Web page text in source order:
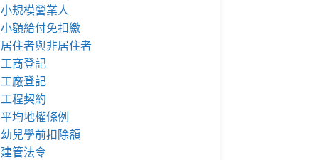
小規模營業人
小額給付免扣繳
居住者與非居住者
工商登記
工廠登記
工程契約
平均地權條例
幼兒學前扣除額
建管法令